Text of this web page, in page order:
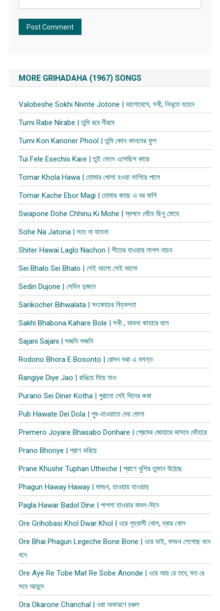
MORE GRIHADAHA (1967) SONGS
Valobeshe Sokhi Nivrite Jotone | ভালোবেসে, সখী, নিভৃতে যতনে
Tumi Rabe Nirabe | তুমি রবে নীরবে
Tumi Kon Kanoner Phool | তুমি কোন কাননের ফুল
Tui Fele Esechis Kare | তুই ফেলে এসেছিস কারে
Tomar Khola Hawa | তোমার খোলা হওয়া লাগিয়ে পালে
Tomar Kache Ebor Magi | তোমার কাছে এ বর মাগি
Swapone Dohe Chhinu Ki Mohe | স্বপনে দোঁহে ছিনু মোহে
Sohe Na Jatona | সহে না যাতনা
Shiter Hawai Laglo Nachon | শীতের হাওয়ার লাগল নাচন
Sei Bhalo Sei Bhalo | সেই ভালো সেই ভালো
Sedin Dujone | সেদিন দুজনে
Sankocher Bihwalata | সংকোচের বিহ্বলতা
Sakhi Bhabona Kahare Bole | সখী , ভাবনা কাহারে বলে
Sajani Sajani | সজনি সজনি
Rodono Bhora E Bosonto | রোদন ভরা এ বসন্ত
Rangiye Diye Jao | রাঙিয়ে দিয়ে যাও
Purano Sei Diner Kotha | পুরানো সেই দিনের কথা
Pub Hawate Dei Dola | পুব​-হাওয়াতে দেয় দোলা
Premero Joyare Bhasabo Donhare | প্রেমের জোয়ারে ভাসবে দোঁহারে
Prano Bhoriye | প্রাণ ভরিয়ে
Prane Khushir Tuphan Utheche | প্রাণে খুশির তুফান উঠেছে
Phagun Haway Haway | ফাগুন, হাওয়ায় হাওয়ায়
Pagla Hawar Badol Dine | পাগলা হাওয়ার বাদল-দিনে
Ore Grihobasi Khol Dwar Khol | ওরে গৃহবাসী খোল, দ্বার খোল
Ore Bhai Phagun Legeche Bone Bone | ওরে ভাই, ফাগুন লেগেছে বনে
বনে
Ore Aye Re Tobe Mat Re Sobe Anonde | ওরে আয় রে তবে, মত রে
সবে আনন্দে
Ora Okarone Chanchal | ওরা অকারণে চঞ্চল